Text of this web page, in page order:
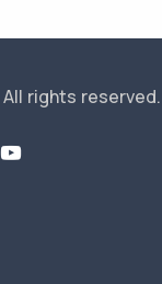
All rights reserved.